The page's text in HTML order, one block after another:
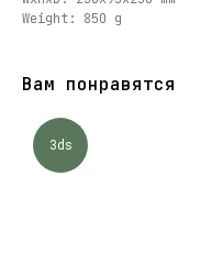
Weight: 850 g
Вам понравятся
3ds